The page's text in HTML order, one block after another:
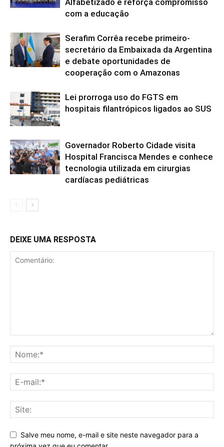
Alfabetizado e reforça compromisso
com a educação
Serafim Corrêa recebe primeiro-
secretário da Embaixada da Argentina
e debate oportunidades de
cooperação com o Amazonas
Lei prorroga uso do FGTS em
hospitais filantrópicos ligados ao SUS
Governador Roberto Cidade visita
Hospital Francisca Mendes e conhece
tecnologia utilizada em cirurgias
cardíacas pediátricas
DEIXE UMA RESPOSTA
Salve meu nome, e-mail e site neste navegador para a